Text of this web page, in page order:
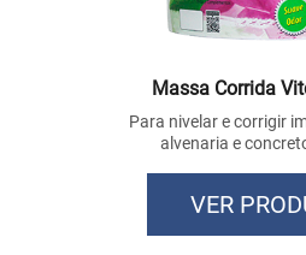
Massa Corrida
Para nivelar e corrigir
alvenaria e
VER